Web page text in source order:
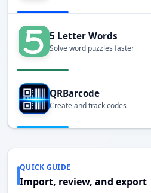
5 Letter Words
Solve word puzzles faster
QRBarcode
Create and track codes
QUICK GUIDE
Import, review, and export